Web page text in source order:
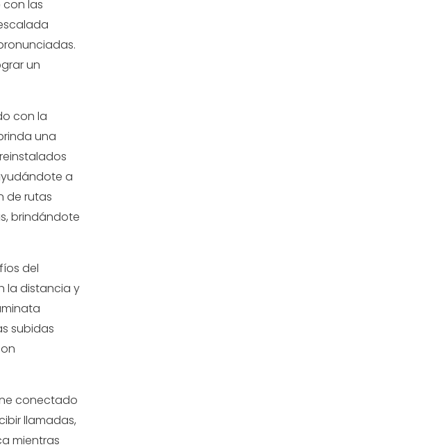
las
un
con la
una
a
de rutas
brindándote
del
la distancia y
subidas
conectado
llamadas,
mientras